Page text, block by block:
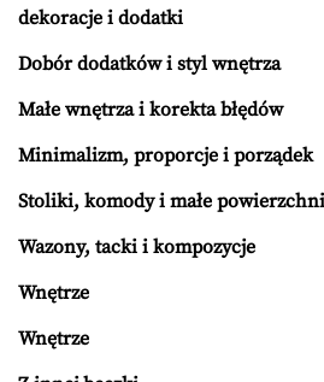
dekoracje i dodatki
Dobór dodatków i styl wnętrza
Małe wnętrza i korekta błędów
Minimalizm, proporcje i porządek
Stoliki, komody i małe
Wazony, tacki i kompozycje
Wnętrze
Wnętrze